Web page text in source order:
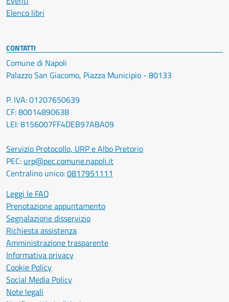
Elenco libri
CONTATTI
Comune di Napoli
Palazzo San Giacomo, Piazza Municipio - 80133
P. IVA: 01207650639
CF: 80014890638
LEI: 8156007FF4DEB97ABA09
Servizio Protocollo, URP e Albo Pretorio
PEC: urp@pec.comune.napoli.it
Centralino unico:0817951111
Leggi le FAQ
Prenotazione appuntamento
Segnalazione disservizio
Richiesta assistenza
Amministrazione trasparente
Informativa privacy
Cookie Policy
Social Media Policy
Note legali